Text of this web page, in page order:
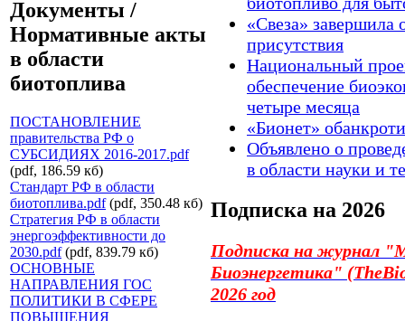
Документы /
Нормативные акты
в области
биотоплива
ПОСТАНОВЛЕНИЕ
правительства РФ о
СУБСИДИЯХ 2016-2017.pdf
(pdf, 186.59 кб)
Стандарт РФ в области
биотоплива.pdf(pdf, 350.48 кб)
Стратегия РФ в области
энергоэффективности до
2030.pdf(pdf, 839.79 кб)
ОСНОВНЫЕ
НАПРАВЛЕНИЯ ГОС
ПОЛИТИКИ В СФЕРЕ
ПОВЫШЕНИЯ
«Свеза» завершила
присутствия
Национальный
обеспечение
четыре месяца
«Бионет»
Объявлено о
в области науки и
Подписка на 2026
Подписка на журнал
Биоэнергетика"
2026 год